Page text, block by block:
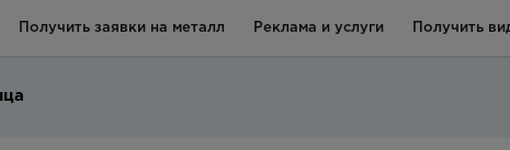
Получить заявки на металл Реклама и услуги Получить